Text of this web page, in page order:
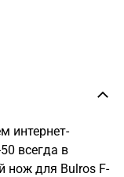
интернет-
всегда в
нож для Bulros F-